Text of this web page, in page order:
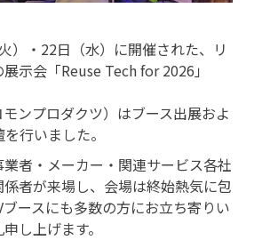
）・22日（水）に開催された、リ
示会「Reuse Tech for 2026」
ンプロダクツ）はブース出展およ
行いました。
者・メーカー・関連サービス各社
者が来場し、会場は終始熱気に包
ースにも多数の方にお立ち寄りい
し上げます。